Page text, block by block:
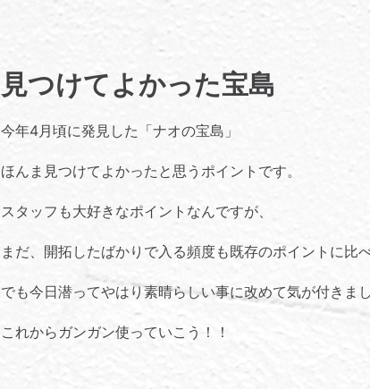
見つけてよかった宝島
今年4月頃に発見した「ナオの宝島」
ほんま見つけてよかったと思うポイントです。
スタッフも大好きなポイントなんですが、
まだ、開拓したばかりで入る頻度も既存のポイントに比
でも今日潜ってやはり素晴らしい事に改めて気が付きま
これからガンガン使っていこう！！